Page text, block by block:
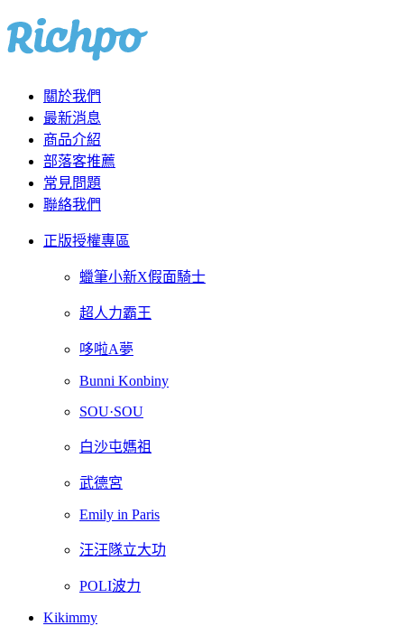
關於我們
最新消息
商品介紹
部落客推薦
常見問題
聯絡我們
正版授權專區
蠟筆小新X假面騎士
超人力霸王
哆啦A夢
Bunni Konbiny
SOU·SOU
白沙屯媽祖
武德宮
Emily in Paris
汪汪隊立大功
POLI波力
Kikimmy